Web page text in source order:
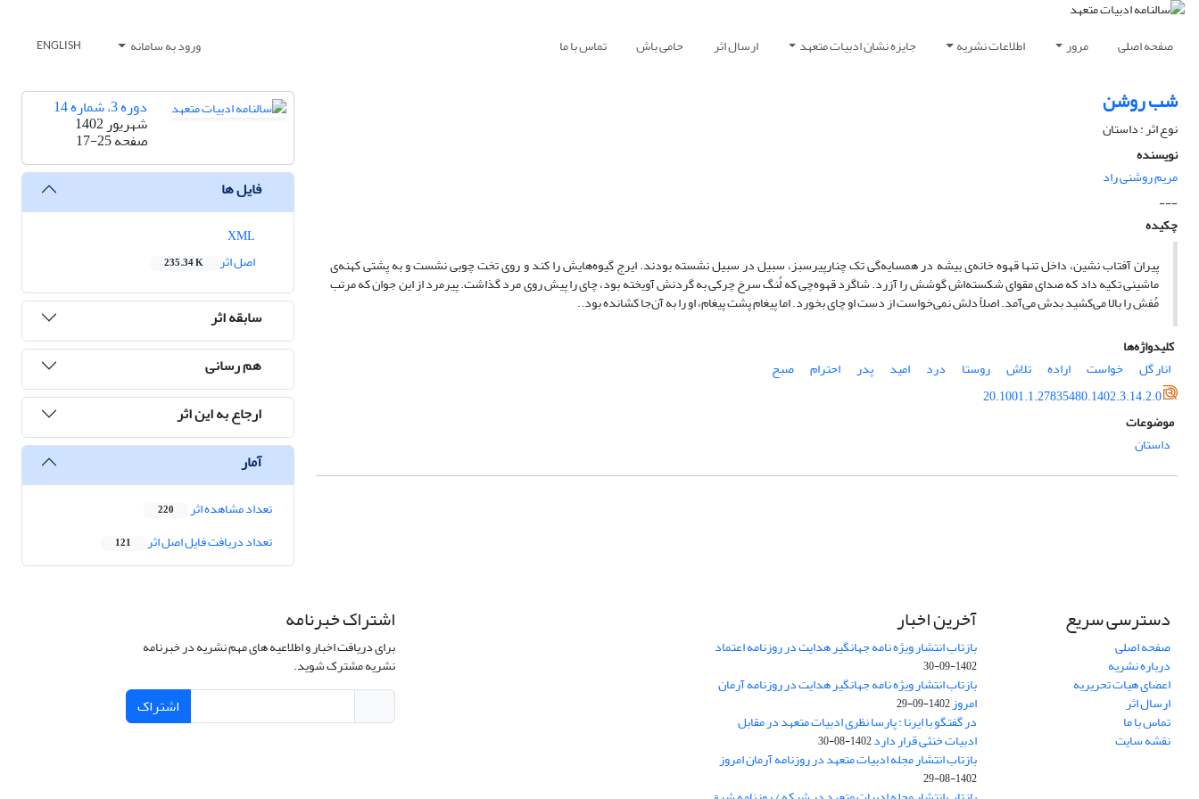
صفحه اصلی مرور اطلاعات نشریه جایزه نشان ادبیات متعهد ارسال اثر حامی باش تماس با ما ورود به سامانه ENGLISH
شب روشن
نوع اثر : داستان
نویسنده
مریم روشنی راد
---
چکیده
پیران آفتاب نشین، داخل تنها قهوه خانه‌ی بیشه در همسایه‌گی تک چنار‌پیرسبز، سبیل در سبیل نشسته بودند. ایرج گیوه‌هایش را کند و روی تخت چوبی نشست و به پشتی کهنه‌ی
ماشینی تکیه داد که صدای مقوای شکسته‌اش گوشش را آزرد. شاگرد قهوه‌چی که لُنگ سرخ چرکی به گردنش آویخته بود، چای را پیش روی مرد گذاشت. پیرمرد از این جوان که مرتب
مُفش را بالا می‌کشید بدش می‌آمد‌. اصلاً دلش نمی‌خواست از دست او چای بخورد. اما پیغام پشت پیغام، او را به آن‌جا کشانده بود..
کلیدواژه‌ها
انار گل
خواست اراده تلاش روستا درد امید پدر احترام
صبح
20.1001.1.27835480.1402.3.14.2.0
موضوعات
داستان
دوره 3، شماره 14
شهریور 1402
صفحه17-25
فایل ها
اصل اثر
235.34 K
سابقه اثر
هم رسانی
ارجاع به این اثر
آمار
تعداد مشاهده اثر 220
تعداد دریافت فایل اصل اثر 121
دسترسی سریع
صفحه اصلی
درباره نشریه
اعضای هیات تحریریه
ارسال اثر
تماس با ما
نقشه سایت
آخرین اخبار
بازتاب انتشار ویژه نامه جهانگیر هدایت در روزنامه اعتماد
1402-09-30
بازتاب انتشار ویژه نامه جهانگیر هدایت در روزنامه آرمان
امروز1402-09-29
در گفتگو با ایرنا : پارسا نظری ادبیات متعهد در مقابل
ادبیات خنثی قرار دارد1402-08-30
بازتاب انتشار مجله ادبیات متعهد در روزنامه آرمان امروز
1402-08-29
اشتراک خبرنامه
برای دریافت اخبار و اطلاعیه های مهم نشریه در خبرنامه
نشریه مشترک شوید.
اشتراک